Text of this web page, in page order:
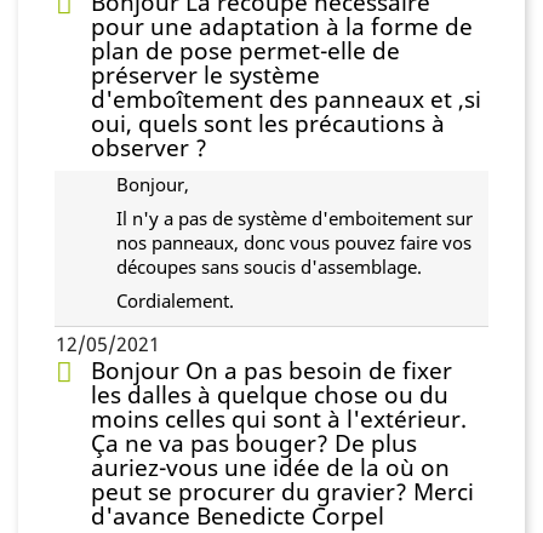
pour une adaptation à la forme de
plan de pose permet-elle de
préserver le système
d'emboîtement des panneaux et ,si
oui, quels sont les précautions à
observer ?
Bonjour,
Il n'y a pas de système d'emboitement sur
nos panneaux, donc vous pouvez faire vos
découpes sans soucis d'assemblage.
Cordialement.
12/05/2021
Bonjour On a pas besoin de fixer
les dalles à quelque chose ou du
moins celles qui sont à l'extérieur.
Ça ne va pas bouger? De plus
auriez-vous une idée de la où on
peut se procurer du gravier? Merci
d'avance Benedicte Corpel